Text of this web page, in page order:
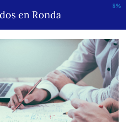
8%
en Ronda